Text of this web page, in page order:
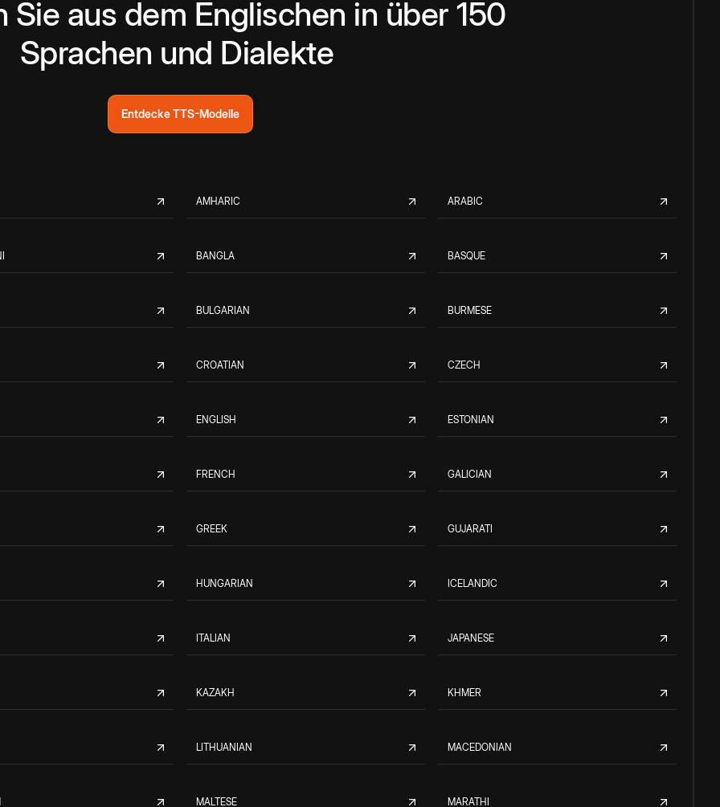
Sie aus dem Englischen in über 150
Sprachen und Dialekte
Entdecke TTS-Modelle
AMHARIC ARABIC
BANGLA BASQUE
BULGARIAN BURMESE
CROATIAN CZECH
ENGLISH ESTONIAN
FRENCH GALICIAN
GREEK GUJARATI
HUNGARIAN ICELANDIC
ITALIAN JAPANESE
KAZAKH KHMER
LITHUANIAN MACEDONIAN
MALTESE MARATHI